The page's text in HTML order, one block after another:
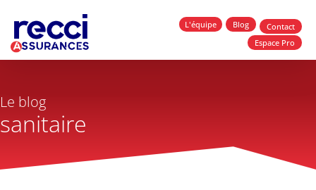
L'équipe Blog
Contact
Espace Pro
Le blog
sanitaire